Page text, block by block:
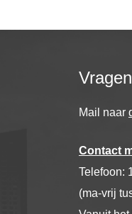
Mail naar
Contact
Telefoon:
(ma-vrij